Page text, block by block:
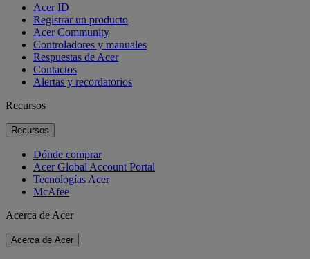
Acer ID
Registrar un producto
Acer Community
Controladores y manuales
Respuestas de Acer
Contactos
Alertas y recordatorios
Recursos
Recursos
Dónde comprar
Acer Global Account Portal
Tecnologías Acer
McAfee
Acerca de Acer
Acerca de Acer